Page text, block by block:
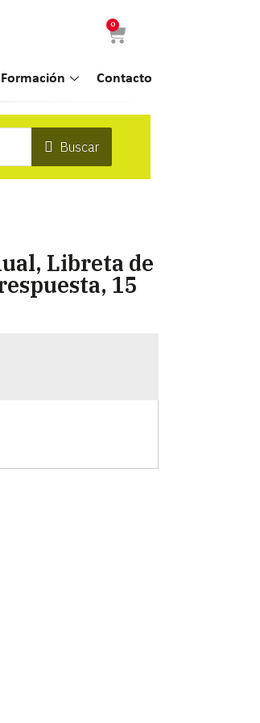
0
Formación Contacto
Buscar
Libreta de
15